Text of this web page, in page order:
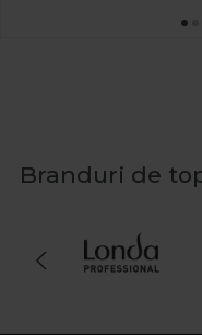
Branduri de